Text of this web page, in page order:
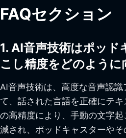
FAQセクション
1. AI音声技術はポッド
こし精度をどのように
AI音声技術は、高度な音声認
て、話された言語を正確にテ
の高精度により、手動の文字
減され、ポッドキャスターや